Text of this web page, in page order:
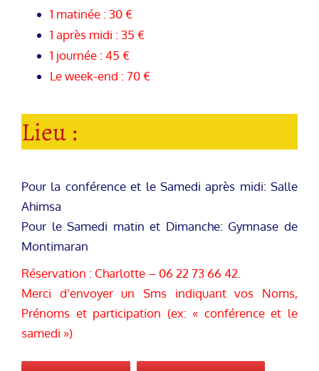
1 matinée : 30 €
1 après midi : 35 €
1 journée : 45 €
Le week-end : 70 €
Lieu :
Pour la conférence et le Samedi après midi: Salle
Ahimsa
Pour le Samedi matin et Dimanche: Gymnase de
Montimaran
Réservation : Charlotte – 06 22 73 66 42.
Merci d’envoyer un Sms indiquant vos Noms,
Prénoms et participation (ex: « conférence et le
samedi »)